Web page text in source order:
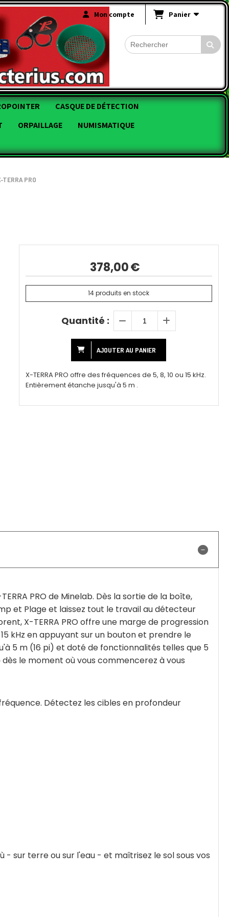
Mon compte Panier
CASQUE DE DÉTECTION
ORPAILLAGE
NUMISMATIQUE
TERRA PRO
378,00€
14produits en stock
Quantité :
AJOUTER AU PANIER
X-TERRA PRO offre des fréquences de 5, 8, 10 ou 15 kHz.
Entièrement étanche jusqu'à 5 m .
PRO de Minelab. Dès la sortie de la boîte,
et Plage et laissez tout le travail au détecteur
X-TERRA PRO offre une marge de progression
kHz en appuyant sur un bouton et prendre le
5 m (16 pi) et doté de fonctionnalités telles que 5
le moment où vous commencerez à vous
Détectez les cibles en profondeur
- sur terre ou sur l'eau - et maîtrisez le sol sous vos